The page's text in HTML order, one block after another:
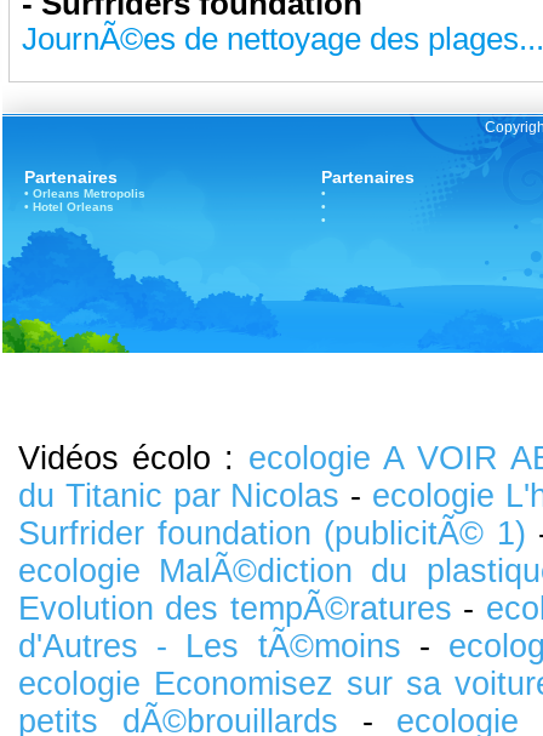
JournÃ©es de nettoyage des plages...
Partenaires
• Orleans Metropolis
• Hotel Orleans
Partenaires
•
•
•
Vidéos écolo : ecologie A VOIR
du Titanic par Nicolas - ecologie
Surfrider foundation (publicitÃ© 1)
ecologie MalÃ©diction du
Evolution des tempÃ©ratures -
d'Autres - Les tÃ©moins -
ecologie Economisez sur sa
petits dÃ©brouillards - ecologie